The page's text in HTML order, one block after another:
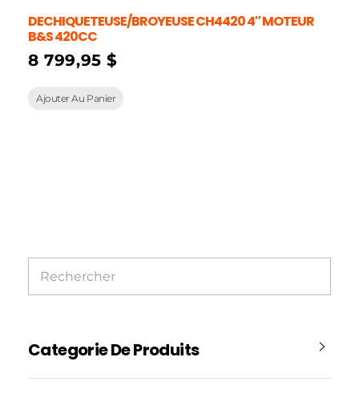
DECHIQUETEUSE/BROYEUSE CH4420 4″ MOTEUR
B&S 420CC
8 799,95$
Ajouter Au Panier
Categorie De Produits